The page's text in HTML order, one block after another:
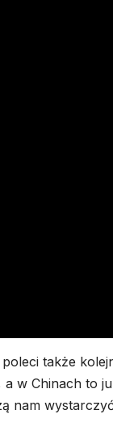
poleci także
w Chinach to
nam